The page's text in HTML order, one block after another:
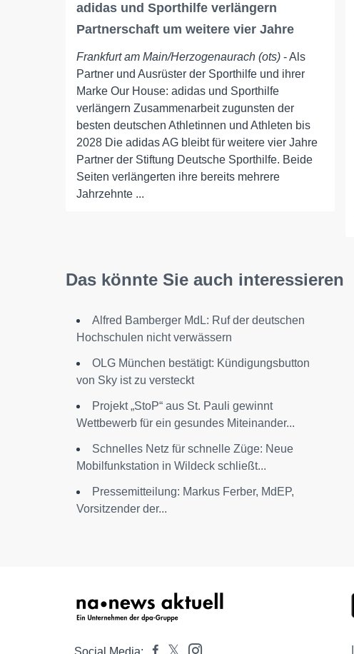
adidas und Sporthilfe verlängern
Partnerschaft um weitere vier Jahre
Frankfurt am Main/Herzogenaurach (ots) - Als
Partner und Ausrüster der Sporthilfe und ihrer
Marke Our House: adidas und Sporthilfe
verlängern Zusammenarbeit zugunsten der
besten deutschen Athletinnen und Athleten bis
2028 Die adidas AG bleibt für weitere vier Jahre
Partner der Stiftung Deutsche Sporthilfe. Beide
Seiten verlängerten ihre bereits mehrere
Jahrzehnte ...
Das könnte Sie auch interessieren
Alfred Bamberger MdL: Ruf der deutschen
Hochschulen nicht verwässern
OLG München bestätigt: Kündigungsbutton
von Sky ist zu versteckt
Projekt „StoP“ aus St. Pauli gewinnt
Wettbewerb für ein gesundes Miteinander...
Schnelles Netz für schnelle Züge: Neue
Mobilfunkstation in Wildeck schließt...
Pressemitteilung: Markus Ferber, MdEP,
Vorsitzender der...
Social Media: